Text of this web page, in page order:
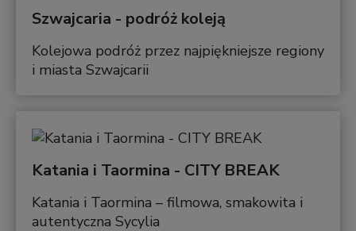
Szwajcaria - podróż koleją
Kolejowa podróż przez najpiękniejsze regiony
i miasta Szwajcarii
Katania i Taormina - CITY BREAK
Katania i Taormina – filmowa, smakowita i
autentyczna Sycylia